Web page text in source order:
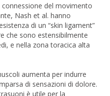
del movimento
Nash et al. hanno
di un “skin ligament”
che sono estensibilmente
e nella zona toracica alta
aumenta per indurre
di sensazioni di dolore.
è utile per la